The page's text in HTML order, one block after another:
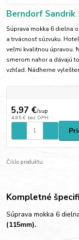
Berndorf Sandrik
Súprava mokka 6 dielna
a trvácnosť súzvuku.
veľmi kvalitnou úpravou.
smerom nahor a dávajú
vzhľad. Nádherne
5,97 €/sup
4,85 € bez DPH
Číslo produktu:
Kompletné
Súprava mokka 6
(115mm).